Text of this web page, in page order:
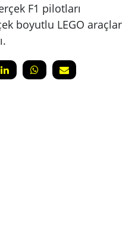
F1 pilotları
boyutlu LEGO araçlar